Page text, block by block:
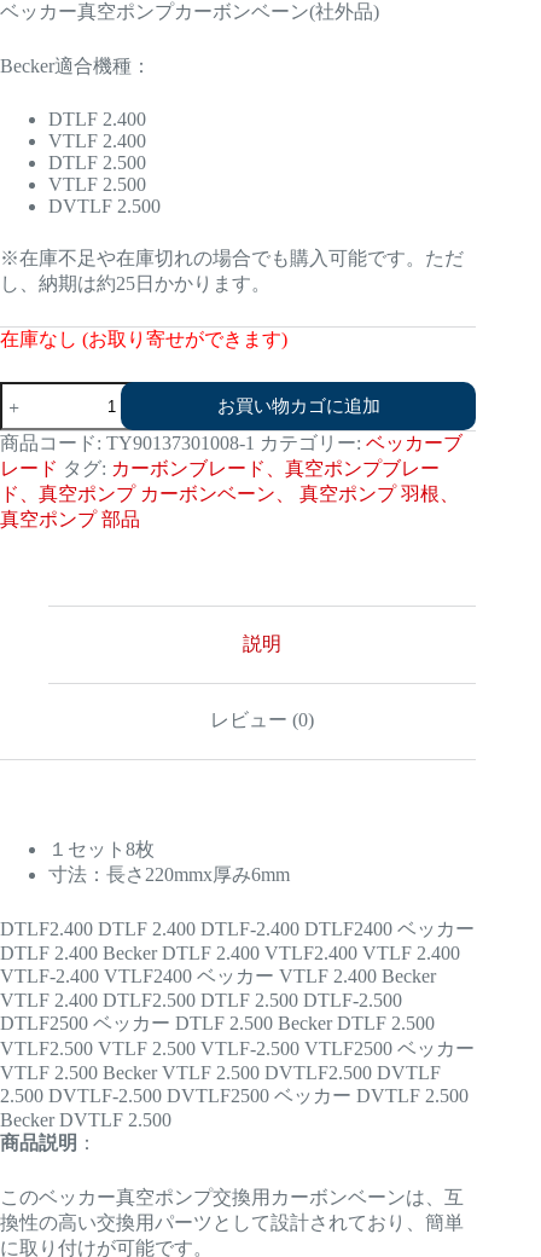
ベッカー真空ポンプカーボンベーン(社外品)
Becker適合機種：
DTLF 2.400
VTLF 2.400
DTLF 2.500
VTLF 2.500
DVTLF 2.500
※在庫不足や在庫切れの場合でも購入可能です。ただ
し、納期は約25日かかります。
在庫なし (お取り寄せができます)
ッ
カ
ー
90137301008
交
換
お買い物カゴに追加
商品コード: TY90137301008-1 カテゴリー: ベッカーブ
レード タグ: カーボンブレード、真空ポンプブレー
ド、真空ポンプ カーボンベーン、 真空ポンプ 羽根、
真空ポンプ 部品
説明
レビュー (0)
１セット8枚
寸法：長さ220mmx厚み6mm
DTLF2.400 DTLF 2.400 DTLF-2.400 DTLF2400 ベッカー
DTLF 2.400 Becker DTLF 2.400 VTLF2.400 VTLF 2.400
VTLF-2.400 VTLF2400 ベッカー VTLF 2.400 Becker
VTLF 2.400 DTLF2.500 DTLF 2.500 DTLF-2.500
DTLF2500 ベッカー DTLF 2.500 Becker DTLF 2.500
VTLF2.500 VTLF 2.500 VTLF-2.500 VTLF2500 ベッカー
VTLF 2.500 Becker VTLF 2.500 DVTLF2.500 DVTLF
2.500 DVTLF-2.500 DVTLF2500 ベッカー DVTLF 2.500
Becker DVTLF 2.500
商品説明 ：
このベッカー真空ポンプ交換用カーボンベーンは、互
換性の高い交換用パーツとして設計されており、簡単
に取り付けが可能です。